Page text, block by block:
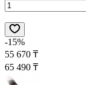
-15%
55 670 ₸
65 490 ₸